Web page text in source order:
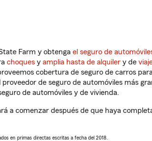
Farm y obtenga el seguro de
choques y amplia hasta de alquiler y de
cobertura de seguro de carros
de seguro de automóviles más
de automóviles y de vivienda.
a comenzar después de que haya
en primas directas escritas a fecha del 2018.